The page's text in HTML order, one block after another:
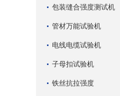
包装缝合强度测试机
管材万能试验机
电线电缆试验机
子母扣试验机
铁丝抗拉强度